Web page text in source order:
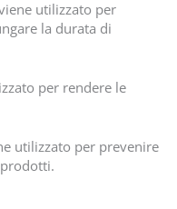
utilizzato per
la durata di
per rendere le
utilizzato per prevenire